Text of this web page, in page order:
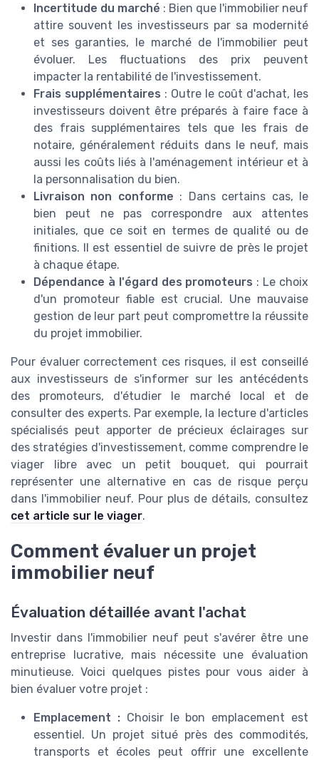
Incertitude du marché : Bien que l'immobilier neuf
attire souvent les investisseurs par sa modernité
et ses garanties, le marché de l'immobilier peut
évoluer. Les fluctuations des prix peuvent
impacter la rentabilité de l'investissement.
Frais supplémentaires : Outre le coût d'achat, les
investisseurs doivent être préparés à faire face à
des frais supplémentaires tels que les frais de
notaire, généralement réduits dans le neuf, mais
aussi les coûts liés à l'aménagement intérieur et à
la personnalisation du bien.
Livraison non conforme : Dans certains cas, le
bien peut ne pas correspondre aux attentes
initiales, que ce soit en termes de qualité ou de
finitions. Il est essentiel de suivre de près le projet
à chaque étape.
Dépendance à l'égard des promoteurs : Le choix
d'un promoteur fiable est crucial. Une mauvaise
gestion de leur part peut compromettre la réussite
du projet immobilier.
Pour évaluer correctement ces risques, il est conseillé
aux investisseurs de s'informer sur les antécédents
des promoteurs, d'étudier le marché local et de
consulter des experts. Par exemple, la lecture d'articles
spécialisés peut apporter de précieux éclairages sur
des stratégies d'investissement, comme comprendre le
viager libre avec un petit bouquet, qui pourrait
représenter une alternative en cas de risque perçu
dans l'immobilier neuf. Pour plus de détails, consultez
cet article sur le viager.
Comment évaluer un projet
immobilier neuf
Évaluation détaillée avant l'achat
Investir dans l'immobilier neuf peut s'avérer être une
entreprise lucrative, mais nécessite une évaluation
minutieuse. Voici quelques pistes pour vous aider à
bien évaluer votre projet :
Emplacement :Choisir le bon emplacement est
essentiel. Un projet situé près des commodités,
transports et écoles peut offrir une excellente